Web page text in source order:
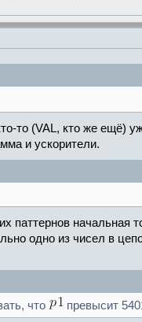
то (VAL, кто же ещё)
и ускорители.
паттернов начальная
одно из чисел в
что превысит